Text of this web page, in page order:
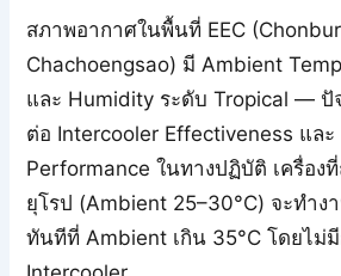
สภาพอากาศในพื้นที่ EEC
Chachoengsao) มี Ambient
และ Humidity ระดับ Tropical — ปั
ต่อ Intercooler Effectiveness และ
Performance ในทางปฏิบัติ เครื่อง
ยุโรป (Ambient 25–30°C) จะทำง
ทันทีที่ Ambient เกิน 35°C โดยไม่